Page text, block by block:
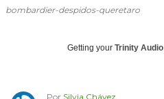
bombardier-despidos-queretaro
Getting your Trinity Audio
Por Silvia Chávez